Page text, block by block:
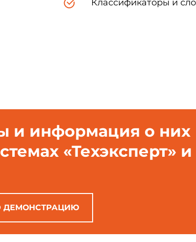
Классификаторы и
и информация о них
«Техэксперт» и
ДЕМОНСТРАЦИЮ